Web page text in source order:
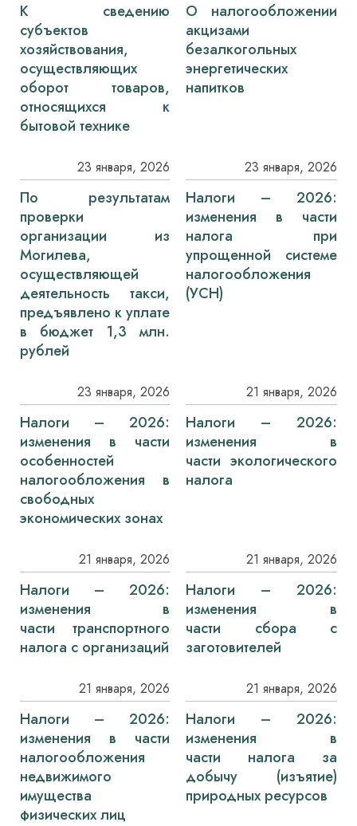
К сведению
субъектов
хозяйствования,
осуществляющих
оборот товаров,
относящихся к
бытовой технике
О налогообложении
акцизами
безалкогольных
энергетических
напитков
23 января, 2026
По результатам
проверки
организации из
Могилева,
осуществляющей
деятельность такси,
предъявлено к уплате
в бюджет 1,3 млн.
рублей
23 января, 2026
Налоги – 2026:
изменения в части
налога при
упрощенной системе
налогообложения
(УСН)
23 января, 2026
Налоги – 2026:
изменения в части
особенностей
налогообложения в
свободных
экономических зонах
21 января, 2026
Налоги – 2026:
изменения в
части экологического
налога
21 января, 2026
Налоги – 2026:
изменения в
части транспортного
налога с организаций
21 января, 2026
Налоги – 2026:
изменения в
части сбора с
заготовителей
21 января, 2026
Налоги – 2026:
изменения в части
налогообложения
недвижимого
имущества
физических лиц
21 января, 2026
Налоги – 2026:
изменения в
части налога за
добычу (изъятие)
природных ресурсов